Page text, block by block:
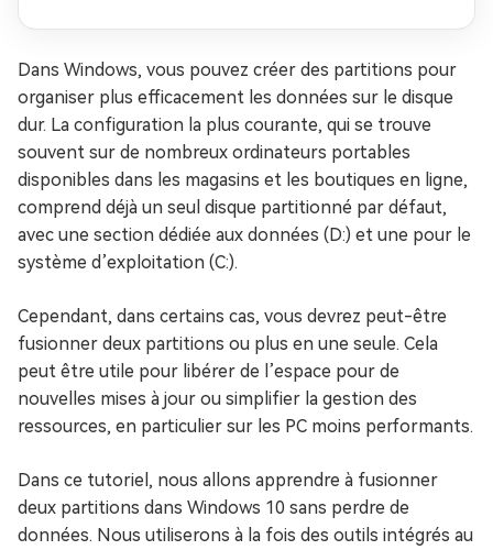
Dans Windows, vous pouvez créer des partitions pour
organiser plus efficacement les données sur le disque
dur. La configuration la plus courante, qui se trouve
souvent sur de nombreux ordinateurs portables
disponibles dans les magasins et les boutiques en ligne,
comprend déjà un seul disque partitionné par défaut,
avec une section dédiée aux données (D:) et une pour le
système d’exploitation (C:).
Cependant, dans certains cas, vous devrez peut-être
fusionner deux partitions ou plus en une seule. Cela
peut être utile pour libérer de l’espace pour de
nouvelles mises à jour ou simplifier la gestion des
ressources, en particulier sur les PC moins performants.
Dans ce tutoriel, nous allons apprendre à fusionner
deux partitions dans Windows 10 sans perdre de
données. Nous utiliserons à la fois des outils intégrés au